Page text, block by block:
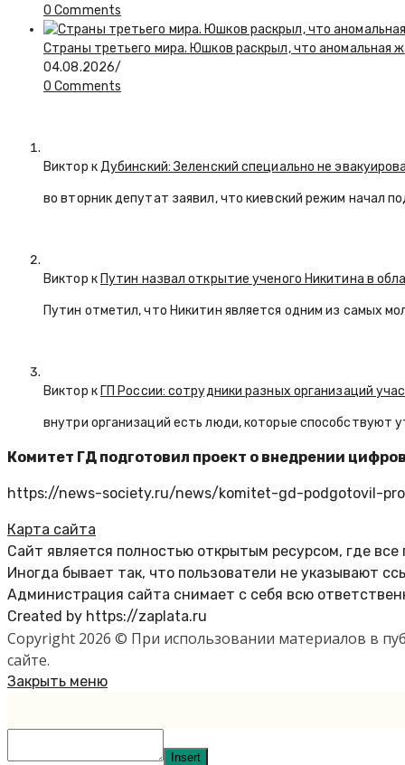
0 Comments
Страны третьего мира. Юшков раскрыл, что аномальная
04.08.2026/
0 Comments
Виктор кДубинский: Зеленский специально не
во вторник депутат заявил, что киевский режим начал
Виктор к Путин назвал открытие ученого Никитина в
Путин отметил, что Никитин является одним из самых
Виктор к ГП России: сотрудники разных организаций
внутри организаций есть люди, которые способствуют
Комитет ГД подготовил проект о внедрении
https://news-society.ru/news/komitet-gd-podgotovil-
Карта сайта
Сайт является полностью открытым ресурсом, где
Иногда бывает так, что пользователи не указывают
Администрация сайта снимает с себя всю
Created by https://zaplata.ru
Copyright 2026 © При использовании материалов в
сайте.
Закрыть меню
Insert